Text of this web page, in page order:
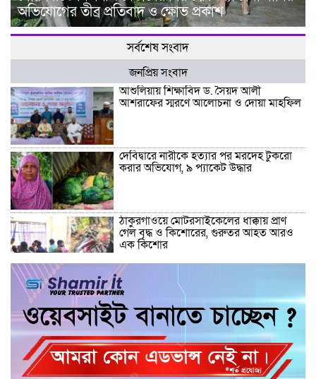
অভিযোগের তীব্র প্রতিবাদ ও ক্ষোভ প্রকাশ
সর্বশেষ সংবাদ
জনপ্রিয় সংবাদ
আশুলিয়ায় শিক্ষাবিদ ড. সৈয়দ আলী
আশরাফের স্মরণে আলোচনা ও দোয়া মাহফিল
দেবিদ্বারে নারীকে হত্যার পর মরদেহ টুকরো
করার অভিযোগ, ৯ প্যাকেট উদ্ধার
ঠাকুরগাঁওয়ে মোটরসাইকেলের ধাক্কায় প্রাণ
গেল বৃদ্ধ ও কিশোরের, গুরুতর আহত আরও
এক কিশোর
ঠাকুরগাঁওয়ে মাছ ধরতে গিয়ে আর ফেরা হলো
না বাড়ি, নোনো নদীতে বৃদ্ধের মর্মান্তিক মৃত্যু
টঙ্গিবাড়ীতে মালদ্বীপের রাষ্ট্রদূত, শিক্ষার্থীদের
সঙ্গে মতবিনিময় ও সোনারং জোড়া মঠ
পরিদর্শন